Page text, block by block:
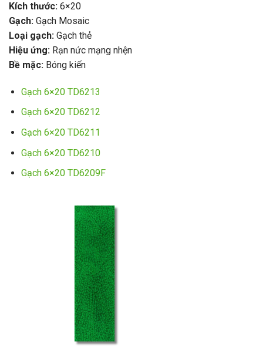
Kích thước: 6×20
Gạch: Gạch Mosaic
Loại gạch: Gạch thẻ
Hiệu ứng: Rạn nức mạng nhện
Bề mặc: Bóng kiến
Gạch 6×20 TD6213
Gạch 6×20 TD6212
Gạch 6×20 TD6211
Gạch 6×20 TD6210
Gạch 6×20 TD6209F